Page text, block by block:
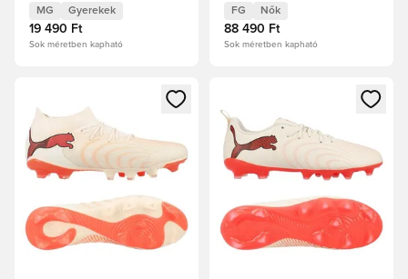
Fehér/Ultra Red/PUMA
Fekete Gyerek
MG Gyerekek
19 490 Ft
Sok méretben kapható
Fehér/Ultra Red/PUMA
Fekete Női
FG Nők
88 490 Ft
Sok méretben kapható
Megnyit egy modált a bejelentkezéshez vagy a tagként
Megnyit egy modált a